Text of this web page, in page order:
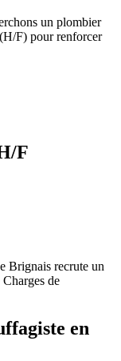
un plombier
F) pour renforcer
F
Brignais recrute un
de
en